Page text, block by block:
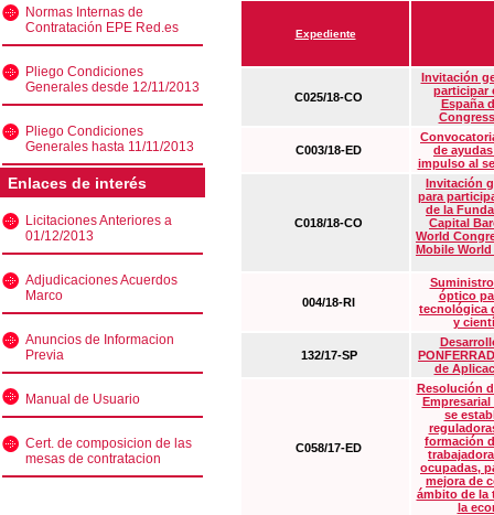
Normas Internas de
Contratación EPE Red.es
Pliego Condiciones
Generales desde 12/11/2013
Pliego Condiciones
Generales hasta 11/11/2013
Enlaces de interés
Licitaciones Anteriores a
01/12/2013
Adjudicaciones Acuerdos
Marco
Anuncios de Informacion
Previa
Manual de Usuario
Cert. de composicion de las
mesas de contratacion
Expediente
C025/18-CO
Invitación
participar
España
C003/18-ED
de
impulso al
C018/18-CO
Invitación
para
de la
Capital
World
Mobile
004/18-RI
óptico
tecnológica
y
132/17-SP
de
C058/17-ED
Resolución
Empresarial
se
formación
ocupadas,
mejora de
ámbito de la
la